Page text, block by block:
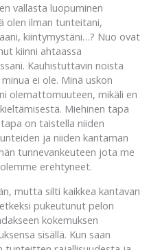
vallasta luopuminen
olen ilman tunteitani,
kiintymystäni…? Nuo ovat
kiinni ahtaassa
Kauhistuttavin noista
ei ole. Minä uskon
olemattomuuteen, mikäli en
Miehinen tapa
on taistella niiden
ja niiden kantaman
tunnevankeuteen jota me
erehtyneet.
mutta silti kaikkea kantavan
pukeutunut pelon
kokemuksen
sisällä. Kun saan